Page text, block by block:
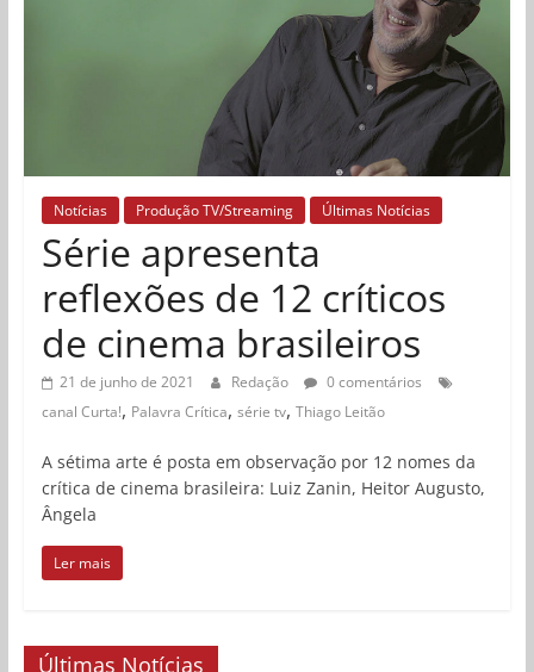
Notícias Produção TV/Streaming Últimas Notícias
Série apresenta
reflexões de 12 críticos
de cinema brasileiros
21 de junho de 2021 Redação
0 comentários
canal Curta!, Palavra Crítica, série tv, Thiago Leitão
A sétima arte é posta em observação por 12 nomes da
crítica de cinema brasileira: Luiz Zanin, Heitor Augusto,
Ângela
Ler mais
Últimas Notícias